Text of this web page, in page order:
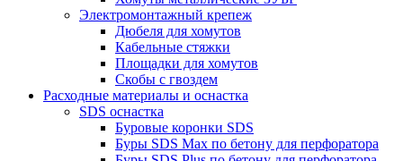
Электромонтажный крепеж
Дюбеля для хомутов
Кабельные стяжки
Площадки для хомутов
Скобы с гвоздем
Расходные материалы и оснастка
SDS оснастка
Буровые коронки SDS
Буры SDS Max по бетону для перфоратора